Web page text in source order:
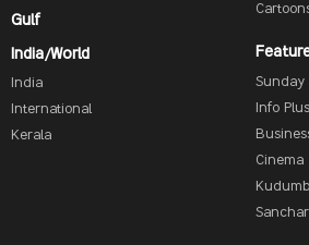
Gulf
India/World
India
International
Kerala
Sunday
Info Plus
Cinema